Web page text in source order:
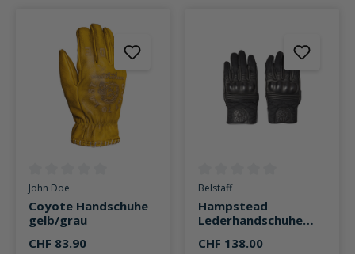
Durchschnittliche Bewertung von 0 von 5 Sternen
John Doe
Coyote Handschuhe
gelb/grau
CHF 83.90
Durchschnittliche Bewertung
Belstaff
Hampstead
Lederhandschuhe
CHF 138.00